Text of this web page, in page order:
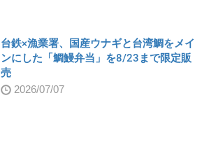
台鉄×漁業署、国産ウナギと台湾鯛をメイ
ンにした「鯛鰻弁当」を8/23まで限定販
売
2026/07/07